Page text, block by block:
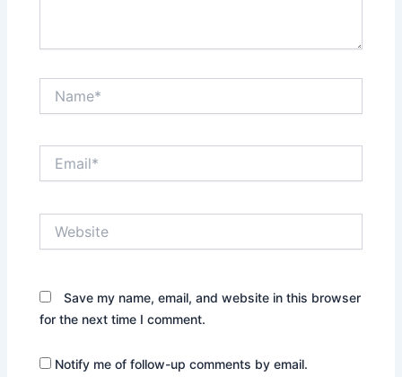
Save my name, email, and website in this browser
for the next time I comment.
Notify me of follow-up comments by email.